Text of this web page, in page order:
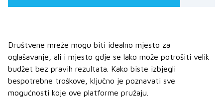
Društvene mreže mogu biti idealno mjesto za
oglašavanje, ali i mjesto gdje se lako može potrošiti velik
budžet bez pravih rezultata. Kako biste izbjegli
bespotrebne troškove, ključno je poznavati sve
mogućnosti koje ove platforme pružaju.